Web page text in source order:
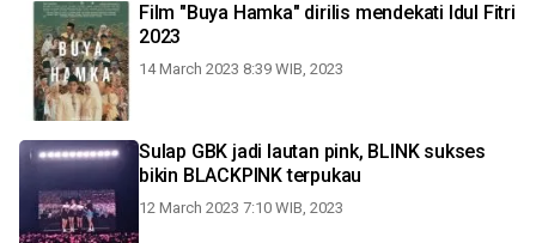
Film "Buya Hamka" dirilis mendekati Idul Fitri
2023
14 March 2023 8:39 WIB, 2023
Sulap GBK jadi lautan pink, BLINK sukses
bikin BLACKPINK terpukau
12 March 2023 7:10 WIB, 2023